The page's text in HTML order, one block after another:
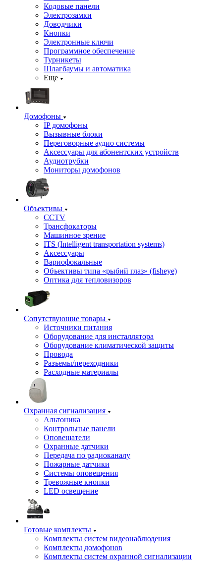
Кодовые панели
Электрозамки
Доводчики
Кнопки
Электронные ключи
Программное обеспечение
Турникеты
Шлагбаумы и автоматика
Еще
Домофоны
IP домофоны
Вызывные блоки
Переговорные аудио системы
Аксессуары для абонентских устройств
Аудиотрубки
Мониторы домофонов
Объективы
CCTV
Трансфокаторы
Машинное зрение
ITS (Intelligent transportation systems)
Аксессуары
Вариофокальные
Объективы типа «рыбий глаз» (fisheye)
Оптика для тепловизоров
Сопутствующие товары
Источники питания
Оборудование для инсталлятора
Оборудование климатической защиты
Провода
Разъемы/переходники
Расходные материалы
Охранная сигнализация
Альтоника
Контрольные панели
Оповещатели
Охранные датчики
Передача по радиоканалу
Пожарные датчики
Системы оповещения
Тревожные кнопки
LED освещение
Готовые комплекты
Комплекты систем видеонаблюдения
Комплекты домофонов
Комплекты систем охранной сигнализации